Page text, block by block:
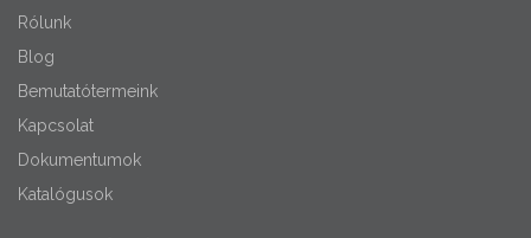
Rólunk
Blog
Bemutatótermeink
Kapcsolat
Dokumentumok
Katalógusok